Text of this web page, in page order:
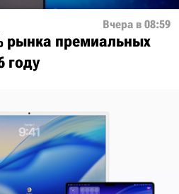
Вчера в 08:59
рынка премиальных
году